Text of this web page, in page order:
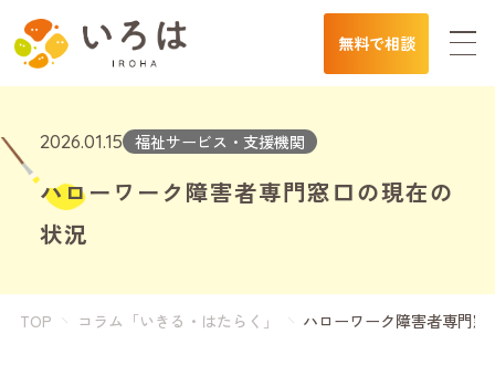
無料で相談
2026.01.15 福祉サービス・支援機関
ハローワーク障害者専門窓口の現在の
状況
TOP コラム「いきる・はたらく」 ハローワーク障害者専門